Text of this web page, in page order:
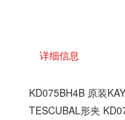
详细信息
KD075BH4B 原装
TESCUBAL形夹